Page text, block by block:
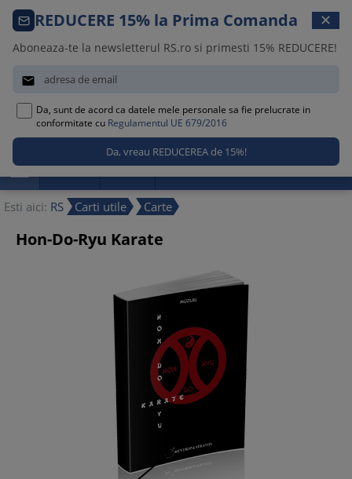
Comanda telefonica · 021 209 45 12

 Promotii Noutati Reduceri
Esti aici: RS Carti utile Carte
REDUCERE 15% la Prima Comanda ✕
Aboneaza-te la newsletterul RS.ro si primesti 15% REDUCERE!

Da, sunt de acord ca datele mele personale sa fie prelucrate in
conformitate cu Regulamentul UE 679/2016
Hon-Do-Ryu Karate